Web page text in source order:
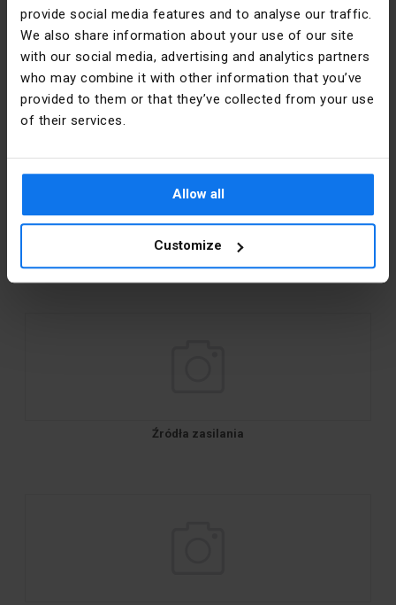
provide social media features and to analyse our traffic.
We also share information about your use of our site
with our social media, advertising and analytics partners
who may combine it with other information that you’ve
provided to them or that they’ve collected from your use
of their services.
Allow all
Customize
Urządzenia pomiarowe
Monitoring, alarmy, domofony
Źródła zasilania